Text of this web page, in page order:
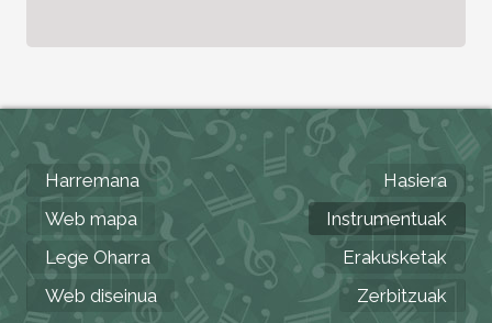
Harremana
Web mapa
Lege Oharra
Web diseinua
Hasiera
Instrumentuak
Erakusketak
Zerbitzuak